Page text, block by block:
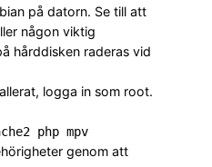
på datorn. Se till att
någon viktig
hårddisken raderas vid
logga in som root.
php mpv
genom att